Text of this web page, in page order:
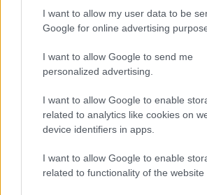
I want to allow my user data to be
Google for online advertising
I want to allow Google to send me
personalized advertising.
I want to allow Google to enable
related to analytics like cookies on
device identifiers in apps.
I want to allow Google to enable
related to functionality of the website
Másik fő témánk ezúttal Kína űrbéli
illetve a hatalmas ország jövőbeli
modulűrállomásuk, melyről a
haza a náluk időtartamrekordnak
küldetés személyzete, de
mintahozó űreszközöket is tervez
ebben az évtizedben. Az adás után